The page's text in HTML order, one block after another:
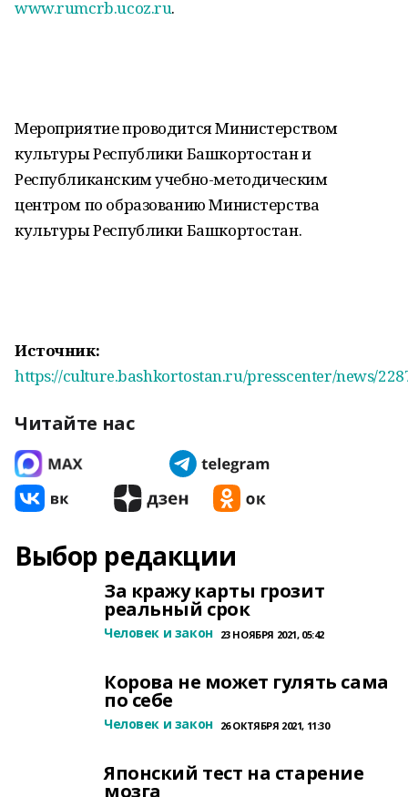
www.rumcrb.ucoz.ru.
Мероприятие проводится Министерством
культуры Республики Башкортостан и
Республиканским учебно-методическим
центром по образованию Министерства
культуры Республики Башкортостан.
Источник:
https://culture.bashkortostan.ru/presscenter/news/
Читайте нас
Выбор редакции
За кражу карты грозит
реальный срок
Человек и закон 23 НОЯБРЯ 2021, 05:42
Корова не может гулять сама
по себе
Человек и закон 26 ОКТЯБРЯ 2021, 11:30
Японский тест на старение
мозга